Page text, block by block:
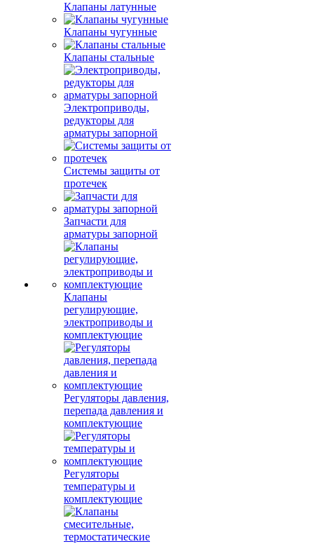
Клапаны латунные
Клапаны чугунные
Клапаны стальные
Электроприводы,
редукторы для
арматуры запорной
Системы защиты от
протечек
Запчасти для
арматуры запорной
Клапаны
регулирующие,
электроприводы и
комплектующие
Регуляторы давления,
перепада давления и
комплектующие
Регуляторы
температуры и
комплектующие